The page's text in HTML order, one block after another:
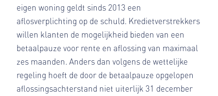
eigen woning geldt sinds 2013 een
aflosverplichting op de schuld. Kredietverstrekkers
willen klanten de mogelijkheid bieden van een
betaalpauze voor rente en aflossing van maximaal
zes maanden. Anders dan volgens de wettelijke
regeling hoeft de door de betaalpauze opgelopen
aflossingsachterstand niet uiterlijk 31 december